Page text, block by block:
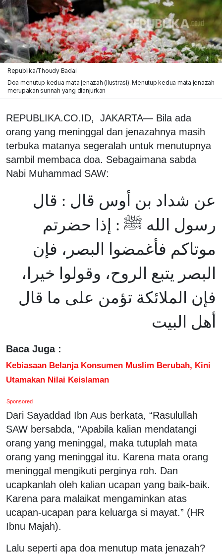
Republika/Thoudy Badai
Doa menutup kedua mata jenazah (Ilustrasi). Menutup kedua mata jenazah
merupakan sunnah yang dianjurkan
REPUBLIKA.CO.ID, JAKARTA— Bila ada
orang yang meninggal dan jenazahnya masih
terbuka matanya segeralah untuk menutupnya
sambil membaca doa. Sebagaimana sabda
Nabi Muhammad SAW:
عن شداد بن أوس قال : قال
رسول الله ﷺ : إذا حضرتم
موتاكم فأغمضوا البصر، فإن
البصر يتبع الروح، وقولوا خيرا،
فإن الملائكة تؤمن على ما قال
أهل البيت
Baca Juga :
Kebiasaan Belanja Konsumen Muslim Berubah, Kini
Utamakan Nilai Keislaman
Sponsored
Dari Sayaddad Ibn Aus berkata, “Rasulullah
SAW bersabda, "Apabila kalian mendatangi
orang yang meninggal, maka tutuplah mata
orang yang meninggal itu. Karena mata orang
meninggal mengikuti perginya roh. Dan
ucapkanlah oleh kalian ucapan yang baik-baik.
Karena para malaikat mengaminkan atas
ucapan-ucapan para keluarga si mayat.” (HR
Ibnu Majah).
Lalu seperti apa doa menutup mata jenazah?